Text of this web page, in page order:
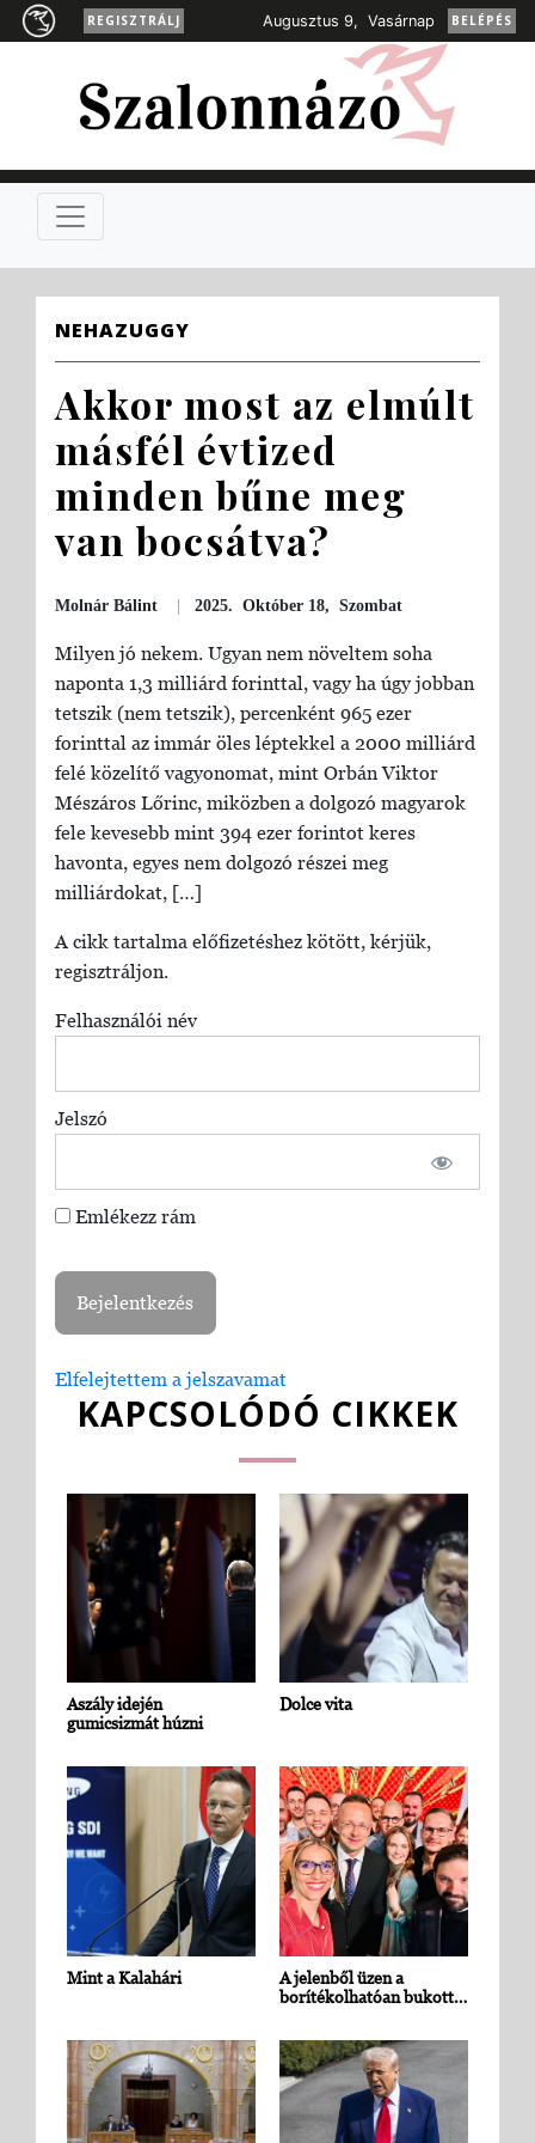
REGISZTRÁLJ Augusztus 9, Vasárnap BELÉPÉS
NEHAZUGGY
Akkor most az elmúlt
másfél évtized
minden bűne meg
van bocsátva?
Molnár Bálint 2025. Október 18, Szombat
Milyen jó nekem. Ugyan nem növeltem soha
naponta 1,3 milliárd forinttal, vagy ha úgy jobban
tetszik (nem tetszik), percenként 965 ezer
forinttal az immár öles léptekkel a 2000 milliárd
felé közelítő vagyonomat, mint Orbán Viktor
Mészáros Lőrinc, miközben a dolgozó magyarok
fele kevesebb mint 394 ezer forintot keres
havonta, egyes nem dolgozó részei meg
milliárdokat, […]
A cikk tartalma előfizetéshez kötött, kérjük,
regisztráljon.
Felhasználói név
Jelszó
Emlékezz rám
Elfelejtettem a jelszavamat
KAPCSOLÓDÓ CIKKEK
Aszály idején
gumicsizmát húzni
Dolce vita
Mint a Kalahári
A jelenből üzen a
borítékolhatóan bukott…